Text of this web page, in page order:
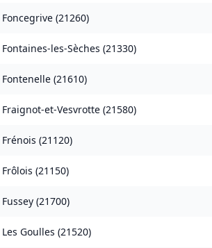
Foncegrive (21260)
Fontaines-les-Sèches (21330)
Fontenelle (21610)
Fraignot-et-Vesvrotte (21580)
Frénois (21120)
Frôlois (21150)
Fussey (21700)
Les Goulles (21520)